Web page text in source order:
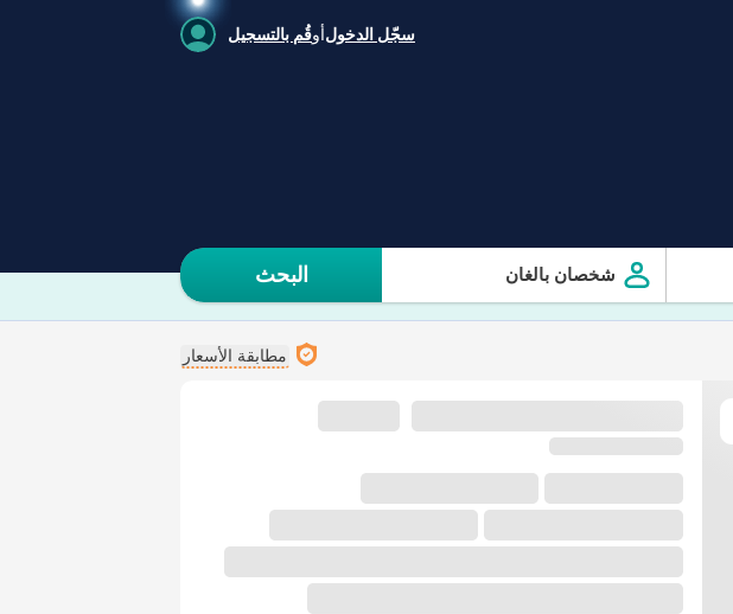
سجّل الدخولأوقُم بالتسجيل
شخصان بالغان البحث
مطابقة الأسعار